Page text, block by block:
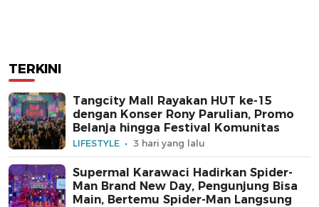
TERKINI
Tangcity Mall Rayakan HUT ke-15
dengan Konser Rony Parulian, Promo
Belanja hingga Festival Komunitas
LIFESTYLE 3 hari yang lalu
Supermal Karawaci Hadirkan Spider-
Man Brand New Day, Pengunjung Bisa
Main, Bertemu Spider-Man Langsung